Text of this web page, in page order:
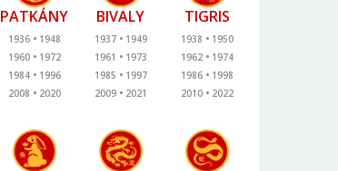
PATKÁNY
1936
1948
1960
1972
1984
1996
2008
2020
BIVALY
1937
1949
1961
1973
1985
1997
2009
2021
TIGRIS
1938
1950
1962
1974
1986
1998
2010
2022